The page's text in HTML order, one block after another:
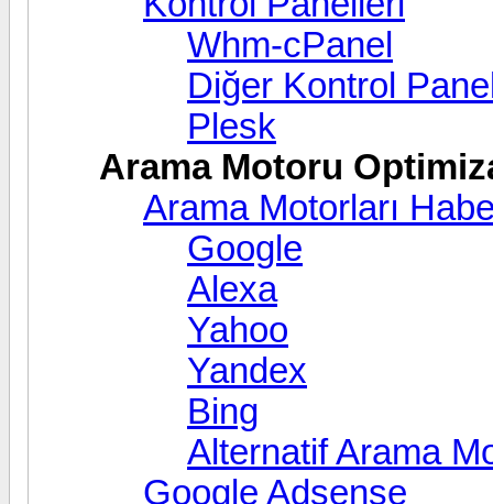
Whm-cPanel
Diğer Kontrol
Plesk
Arama Motoru
Arama Motorları
Google
Alexa
Yahoo
Yandex
Bing
Alternatif Arama
Google Adsense